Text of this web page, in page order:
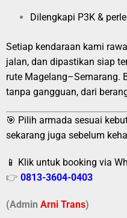
Dilengkapi P3K &
Setiap kendaraan kami
jalan, dan dipastikan siap
rute Magelang–Semarang.
tanpa gangguan, dari
🎯 Pilih armada sesuai
sekarang juga sebelum
📱 Klik untuk booking via
👉 0813-3604-0403
(Admin Arni Trans)